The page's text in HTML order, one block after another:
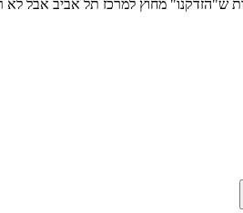
ש"הזדקנו" מחוץ למרכז תל אביב אבל לא